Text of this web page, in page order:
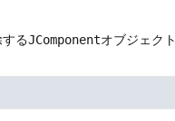
るJComponentオブジェクト